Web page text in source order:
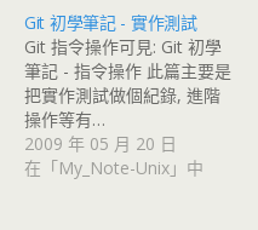
Git 初學筆記 - 實作測試
Git 指令操作可見: Git 初學
筆記 - 指令操作 此篇主要是
把實作測試做個紀錄, 進階
操作等有…
2009 年 05 月 20 日
在「My_Note-Unix」中